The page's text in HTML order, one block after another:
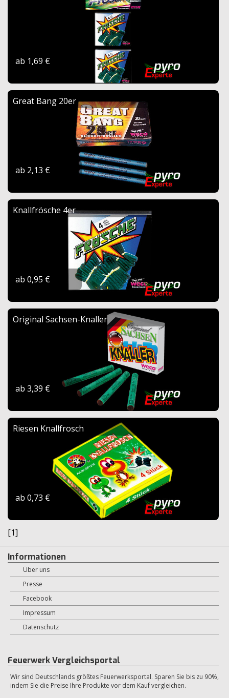
ab 1,69 €
Great Bang 20er
ab 2,13 €
Knallfrösche 4er
ab 0,95 €
Original Sachsen-Knaller
ab 3,39 €
Riesen Knallfrosch
ab 0,73 €
[1]
Informationen
Über uns
Presse
Facebook
Impressum
Datenschutz
Feuerwerk Vergleichsportal
Wir sind Deutschlands größtes Feuerwerksportal. Sparen Sie bis zu 90%,
indem Sie die Preise Ihre Produkte vor dem Kauf vergleichen.